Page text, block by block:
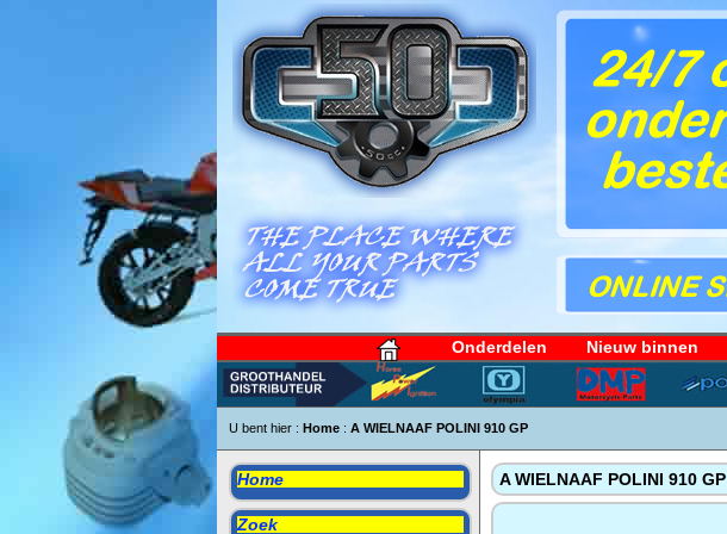
Onderdelen
Nieuw binnen
U bent hier : Home : A WIELNAAF POLINI 910 GP
Home
Zoek
A WIELNAAF POLINI 910 GP